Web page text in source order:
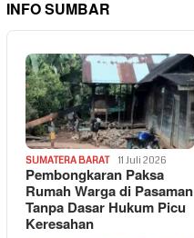
INFO SUMBAR
SUMATERA BARAT 11 Juli 2026
Pembongkaran Paksa
Rumah Warga di Pasaman
Tanpa Dasar Hukum Picu
Keresahan